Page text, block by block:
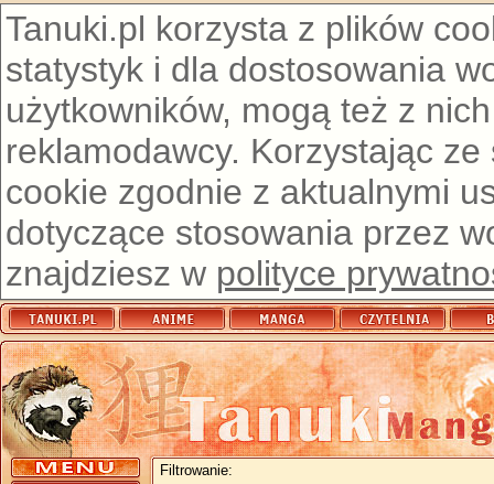
Tanuki.pl korzysta z plików
statystyk i dla dostosowania
użytkowników, mogą też z
reklamodawcy. Korzystając
cookie zgodnie z aktualnymi
dotyczące stosowania przez
znajdziesz w polityce
Filtrowanie: